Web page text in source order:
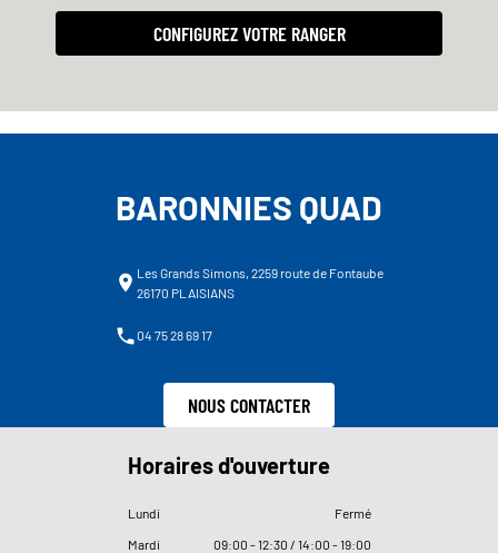
CONFIGUREZ VOTRE RANGER
BARONNIES QUAD
Les Grands Simons, 2259 route de Fontaube
26170 PLAISIANS
04 75 28 69 17
NOUS CONTACTER
Horaires d'ouverture
Lundi
Fermé
Mardi
09:00 - 12:30 / 14:00 - 19:00